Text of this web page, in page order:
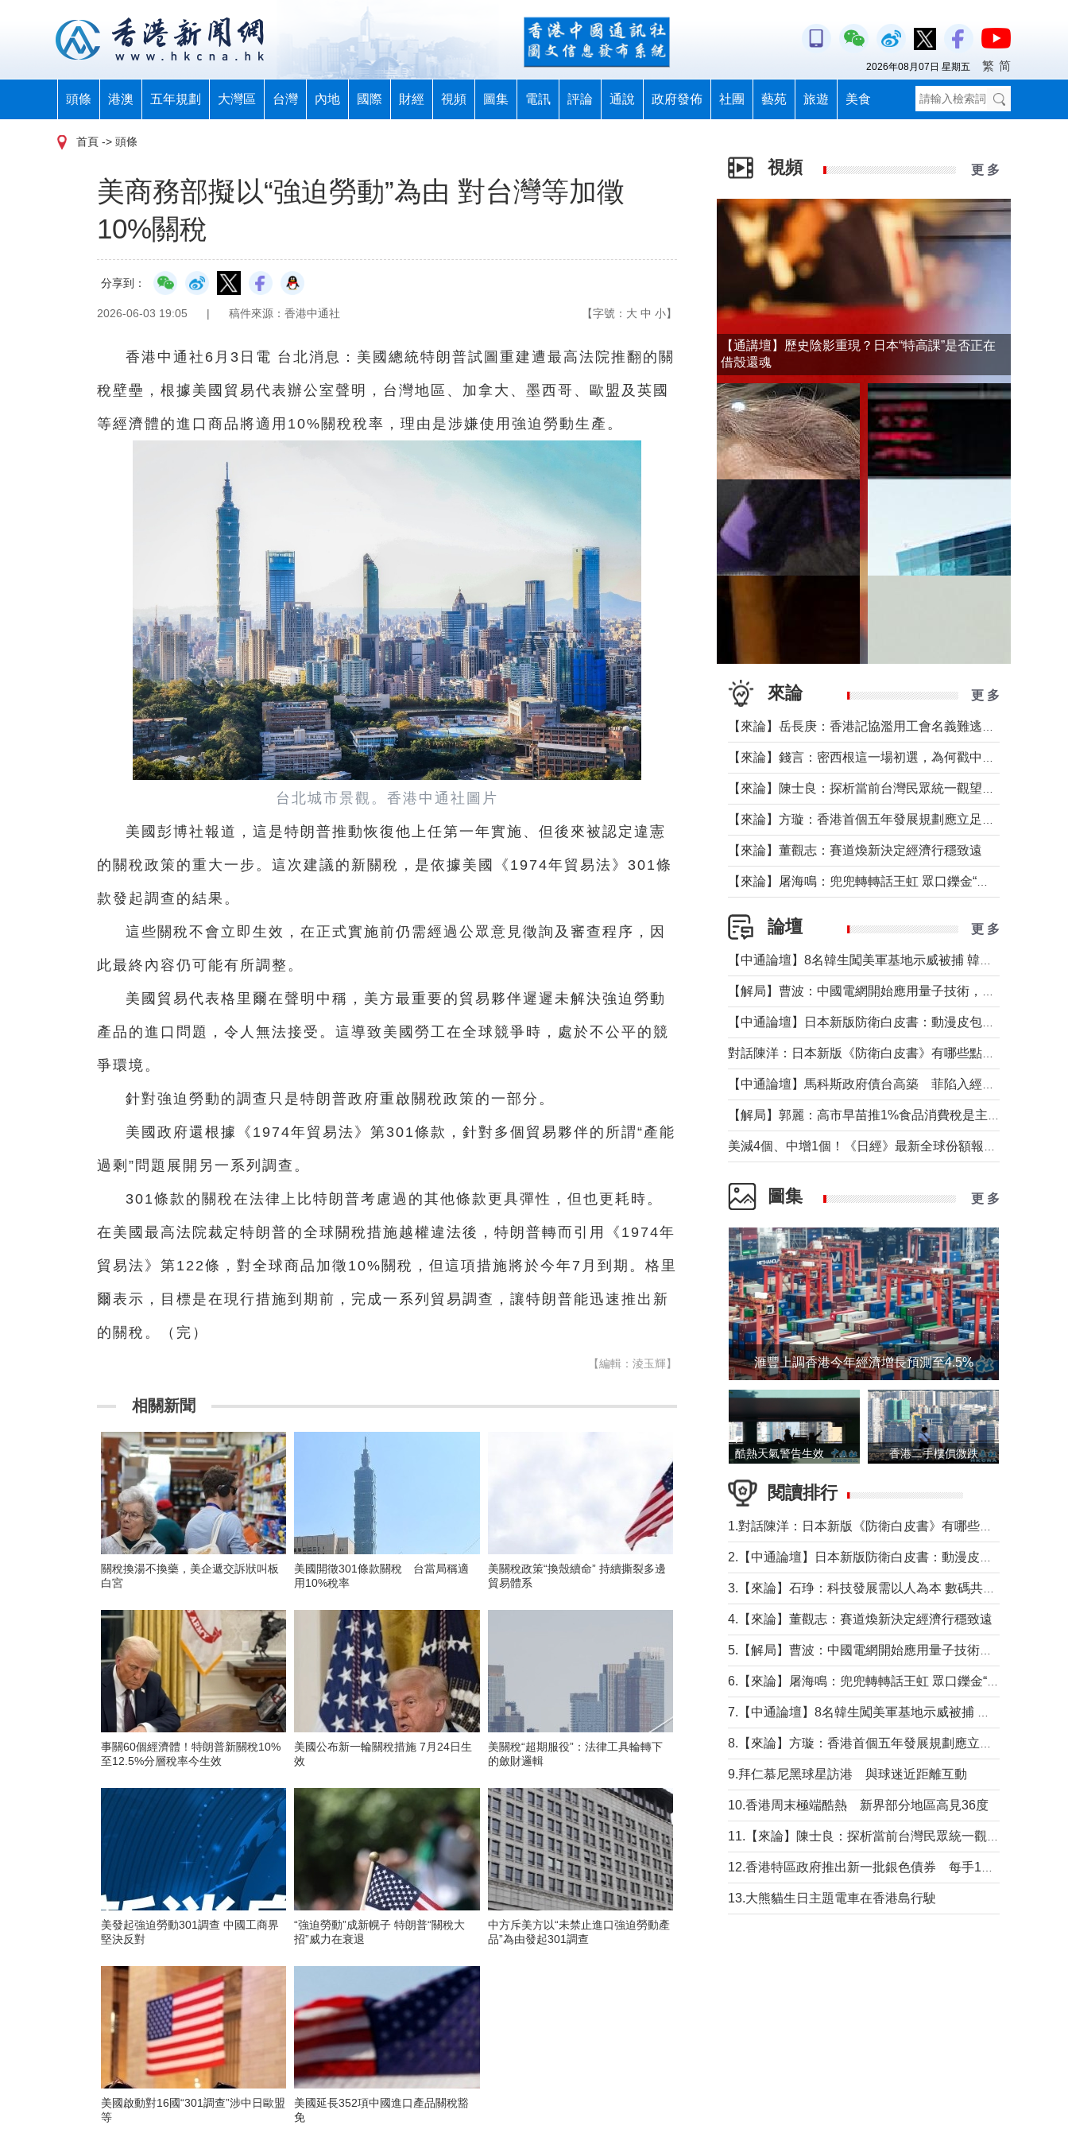
頭條 港澳 五年規劃 大灣區 台灣 內地 國際 財經 視頻 圖集 電訊 評論 通說 政府發佈 社團 藝苑 旅遊 美食
2026年08月07日 星期五 繁 简
首頁 -> 頭條
美商務部擬以“強迫勞動”為由 對台灣等加徵
10%關稅
分享到：
2026-06-03 19:05 | 稿件來源：香港中通社 【字號： 大 中 小】
香港中通社6月3日電 台北消息：美國總統特朗普試圖重建遭最高法院推翻的關
稅壁壘，根據美國貿易代表辦公室聲明，台灣地區、加拿大、墨西哥、歐盟及英國
等經濟體的進口商品將適用10%關稅稅率，理由是涉嫌使用強迫勞動生產。
台北城市景觀。香港中通社圖片
美國彭博社報道，這是特朗普推動恢復他上任第一年實施、但後來被認定違憲
的關稅政策的重大一步。這次建議的新關稅，是依據美國《1974年貿易法》301條
款發起調查的結果。
這些關稅不會立即生效，在正式實施前仍需經過公眾意見徵詢及審查程序，因
此最終內容仍可能有所調整。
美國貿易代表格里爾在聲明中稱，美方最重要的貿易夥伴遲遲未解決強迫勞動
產品的進口問題，令人無法接受。這導致美國勞工在全球競爭時，處於不公平的競
爭環境。
針對強迫勞動的調查只是特朗普政府重啟關稅政策的一部分。
美國政府還根據《1974年貿易法》第301條款，針對多個貿易夥伴的所謂“產能
過剩”問題展開另一系列調查。
301條款的關稅在法律上比特朗普考慮過的其他條款更具彈性，但也更耗時。
在美國最高法院裁定特朗普的全球關稅措施越權違法後，特朗普轉而引用《1974年
貿易法》第122條，對全球商品加徵10%關稅，但這項措施將於今年7月到期。格里
爾表示，目標是在現行措施到期前，完成一系列貿易調查，讓特朗普能迅速推出新
的關稅。（完）
【編輯：淩玉輝】
相關新聞
關稅換湯不換藥，美企遞交訴狀叫板
白宮
美國開徵301條款關稅 台當局稱適
用10%稅率
美關稅政策“換殼續命” 持續撕裂多邊
貿易體系
事關60個經濟體！特朗普新關稅10%
至12.5%分層稅率今生效
美國公布新一輪關稅措施 7月24日生
效
美關稅“超期服役”：法律工具輪轉下
的斂財邏輯
美發起強迫勞動301調查 中國工商界
堅決反對
“強迫勞動”成新幌子 特朗普“關稅大
招”威力在衰退
中方斥美方以“未禁止進口強迫勞動產
品”為由發起301調查
美國啟動對16國“301調查”涉中日歐盟
等
美國延長352項中國進口產品關稅豁
免
視頻 更 多
【通講壇】歷史陰影重現？日本“特高課”是否正在
借殼還魂
來論 更 多
【來論】董觀志：賽道煥新決定經濟行穩致遠
論壇 更 多
圖集 更 多
滙豐上調香港今年經濟增長預測至4.5%
酷熱天氣警告生效 本港高溫持續至下周 香港二手樓價微跌
閱讀排行
4.【來論】董觀志：賽道煥新決定經濟行穩致遠
9.拜仁慕尼黑球星訪港 與球迷近距離互動
10.香港周末極端酷熱 新界部分地區高見36度
13.大熊貓生日主題電車在香港島行駛